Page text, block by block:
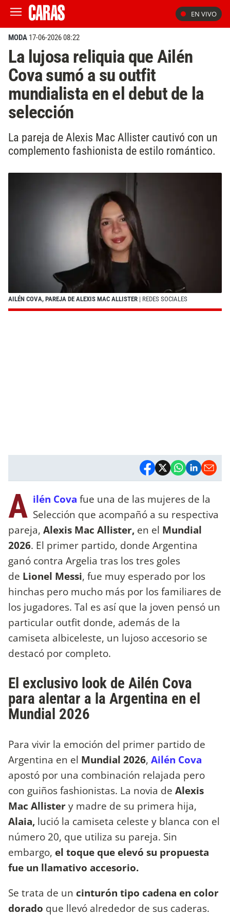
EN VIVO
MODA 17-06-2026 08:22
La lujosa reliquia que Ailén
Cova sumó a su outfit
mundialista en el debut de la
selección
La pareja de Alexis Mac Allister cautivó con un
complemento fashionista de estilo romántico.
AILÉN COVA, PAREJA DE ALEXIS MAC ALLISTER | REDES SOCIALES
A ilén Cova fue una de las mujeres de la
Selección que acompañó a su respectiva
pareja, Alexis Mac Allister, en el Mundial
2026. El primer partido, donde Argentina
ganó contra Argelia tras los tres goles
de Lionel Messi, fue muy esperado por los
hinchas pero mucho más por los familiares de
los jugadores. Tal es así que la joven pensó un
particular outfit donde, además de la
camiseta albiceleste, un lujoso accesorio se
destacó por completo.
El exclusivo look de Ailén Cova
para alentar a la Argentina en el
Mundial 2026
Para vivir la emoción del primer partido de
Argentina en el Mundial 2026, Ailén Cova
apostó por una combinación relajada pero
con guiños fashionistas. La novia de Alexis
Mac Allistery madre de su primera hija,
Alaia, lució la camiseta celeste y blanca con el
número 20, que utiliza su pareja. Sin
embargo, el toque que elevó su propuesta
fue un llamativo accesorio.
Se trata de un cinturón tipo cadena en color
dorado que llevó alrededor de sus caderas.